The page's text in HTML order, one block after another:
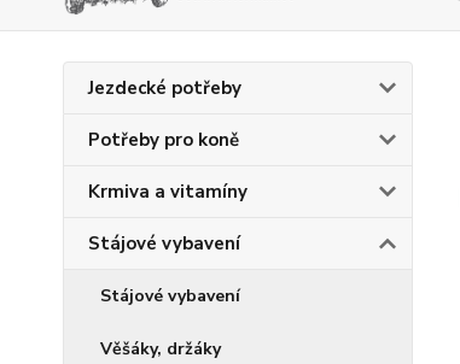
Jezdecké potřeby
Potřeby pro koně
Krmiva a vitamíny
Stájové vybavení
Stájové vybavení
Věšáky, držáky